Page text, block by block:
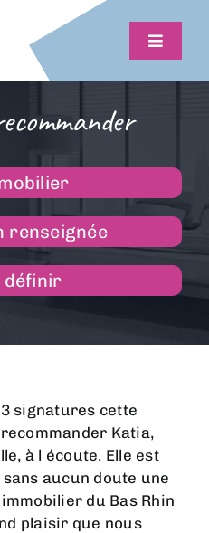
Toggle
renseignée
définir
signatures cette
Katia,
à l écoute. Elle est
aucun doute une
du Bas Rhin
plaisir que nous